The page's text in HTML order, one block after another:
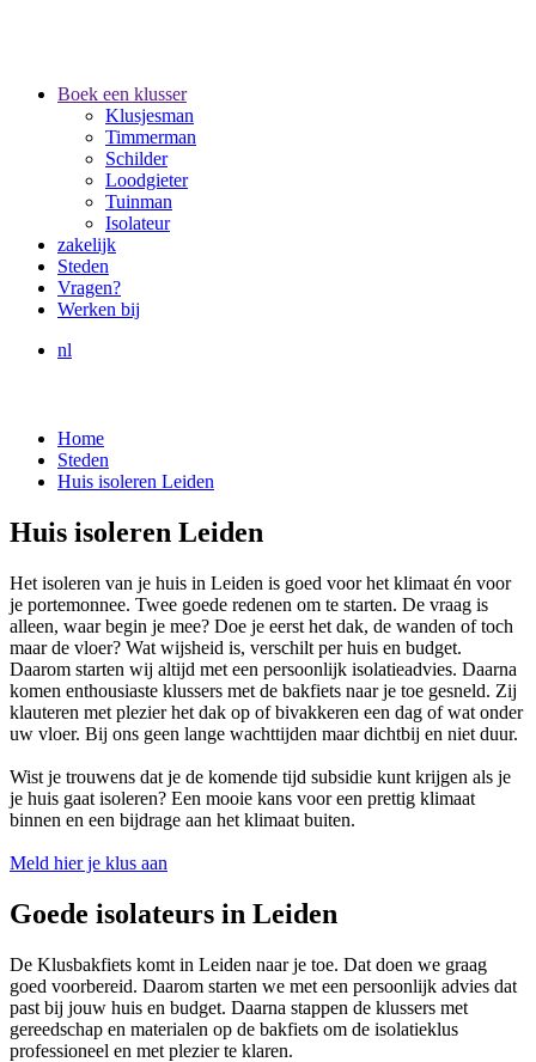
Boek een klusser
Klusjesman
Timmerman
Schilder
Loodgieter
Tuinman
Isolateur
zakelijk
Steden
Vragen?
Werken bij
nl
Home
Steden
Huis isoleren Leiden
Huis isoleren Leiden
Het isoleren van je huis in Leiden is goed voor het klimaat én voor
je portemonnee. Twee goede redenen om te starten. De vraag is
alleen, waar begin je mee? Doe je eerst het dak, de wanden of toch
maar de vloer? Wat wijsheid is, verschilt per huis en budget.
Daarom starten wij altijd met een persoonlijk isolatieadvies. Daarna
komen enthousiaste klussers met de bakfiets naar je toe gesneld. Zij
klauteren met plezier het dak op of bivakkeren een dag of wat onder
uw vloer. Bij ons geen lange wachttijden maar dichtbij en niet duur.
Wist je trouwens dat je de komende tijd subsidie kunt krijgen als je
je huis gaat isoleren? Een mooie kans voor een prettig klimaat
binnen en een bijdrage aan het klimaat buiten.
Meld hier je klus aan
Goede isolateurs in Leiden
De Klusbakfiets komt in Leiden naar je toe. Dat doen we graag
goed voorbereid. Daarom starten we met een persoonlijk advies dat
past bij jouw huis en budget. Daarna stappen de klussers met
gereedschap en materialen op de bakfiets om de isolatieklus
professioneel en met plezier te klaren.